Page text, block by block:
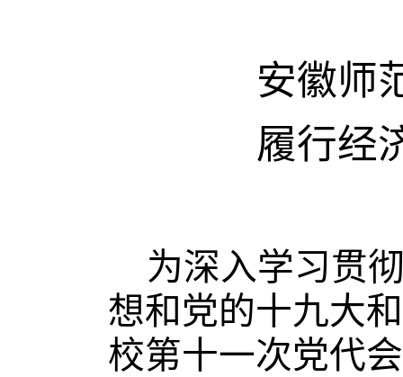
安徽师
履行经
为深入学习贯
想和党的十九大
校第十一次党代